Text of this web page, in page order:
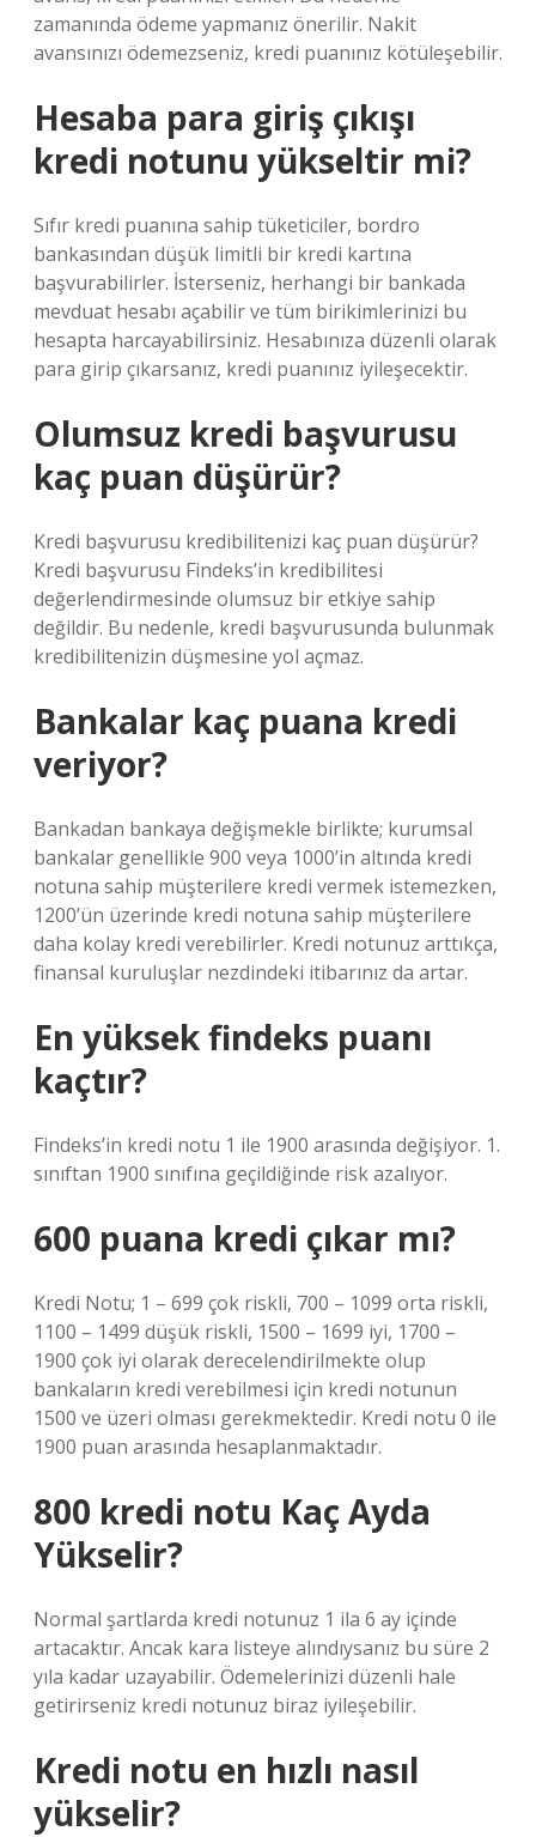
zamanında ödeme yapmanız önerilir. Nakit
avansınızı ödemezseniz, kredi puanınız kötüleşebilir.
Hesaba para giriş çıkışı
kredi notunu yükseltir mi?
Sıfır kredi puanına sahip tüketiciler, bordro
bankasından düşük limitli bir kredi kartına
başvurabilirler. İsterseniz, herhangi bir bankada
mevduat hesabı açabilir ve tüm birikimlerinizi bu
hesapta harcayabilirsiniz. Hesabınıza düzenli olarak
para girip çıkarsanız, kredi puanınız iyileşecektir.
Olumsuz kredi başvurusu
kaç puan düşürür?
Kredi başvurusu kredibilitenizi kaç puan düşürür?
Kredi başvurusu Findeks’in kredibilitesi
değerlendirmesinde olumsuz bir etkiye sahip
değildir. Bu nedenle, kredi başvurusunda bulunmak
kredibilitenizin düşmesine yol açmaz.
Bankalar kaç puana kredi
veriyor?
Bankadan bankaya değişmekle birlikte; kurumsal
bankalar genellikle 900 veya 1000’in altında kredi
notuna sahip müşterilere kredi vermek istemezken,
1200’ün üzerinde kredi notuna sahip müşterilere
daha kolay kredi verebilirler. Kredi notunuz arttıkça,
finansal kuruluşlar nezdindeki itibarınız da artar.
En yüksek findeks puanı
kaçtır?
Findeks’in kredi notu 1 ile 1900 arasında değişiyor. 1.
sınıftan 1900 sınıfına geçildiğinde risk azalıyor.
600 puana kredi çıkar mı?
Kredi Notu; 1 – 699 çok riskli, 700 – 1099 orta riskli,
1100 – 1499 düşük riskli, 1500 – 1699 iyi, 1700 –
1900 çok iyi olarak derecelendirilmekte olup
bankaların kredi verebilmesi için kredi notunun
1500 ve üzeri olması gerekmektedir. Kredi notu 0 ile
1900 puan arasında hesaplanmaktadır.
800 kredi notu Kaç Ayda
Yükselir?
Normal şartlarda kredi notunuz 1 ila 6 ay içinde
artacaktır. Ancak kara listeye alındıysanız bu süre 2
yıla kadar uzayabilir. Ödemelerinizi düzenli hale
getirirseniz kredi notunuz biraz iyileşebilir.
Kredi notu en hızlı nasıl
yükselir?